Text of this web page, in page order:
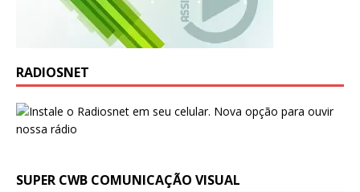
RADIOSNET
SUPER CWB COMUNICAÇÃO VISUAL